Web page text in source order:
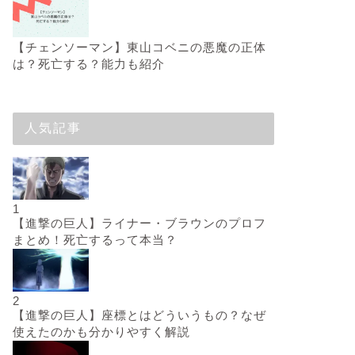
【チェンソーマン】東山コベニの悪魔の正体
は？死亡する？能力も紹介
人気記事
1
【進撃の巨人】ライナー・ブラウンのプロフ
まとめ！死亡するって本当？
2
【進撃の巨人】座標とはどういうもの？なぜ
使えたのかも分かりやすく解説